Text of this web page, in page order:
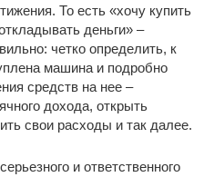
То есть «хочу купить
деньги» –
четко определить, к
машина и подробно
средств на нее –
дохода, открыть
свои расходы и так далее.
и ответственного